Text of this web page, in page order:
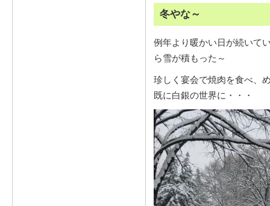
冬やな～
例年より暖かい日が続いて
ら雪が積もった～
珍しく宴会で焼肉を食べ、
既に白銀の世界に・・・